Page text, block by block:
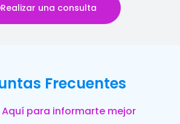
Realizar una consulta
Frecuentes
Aquí para informarte mejor